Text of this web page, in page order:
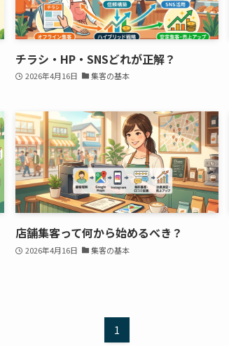
チラシ・HP・SNSどれが正解？
2026年4月16日 集客の基本
店舗集客って何から始めるべき？
2026年4月16日 集客の基本
1